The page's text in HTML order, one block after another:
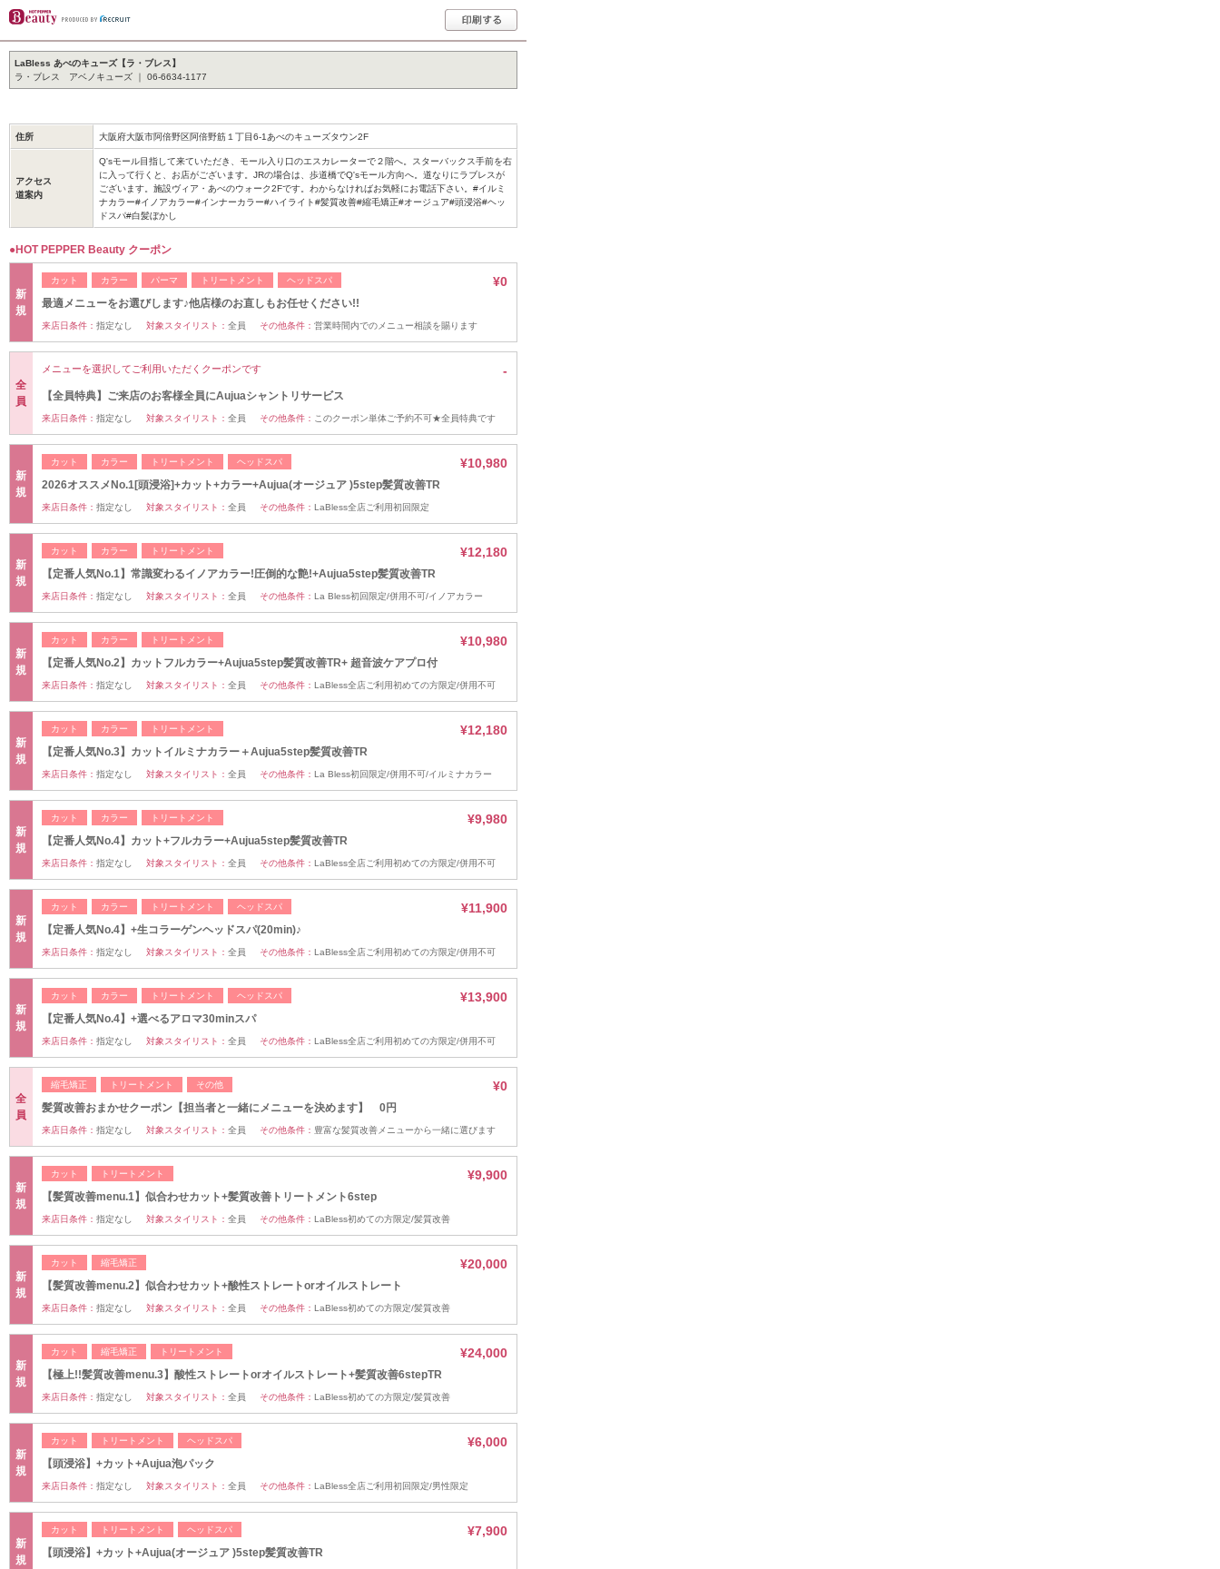
LaBless あべのキューズ【ラ・ブレス】
ラ・ブレス アベノキューズ ｜ 06-6634-1177
住所 大阪府大阪市阿倍野区阿倍野筋１丁目6-1あべのキューズタウン2F
アクセス
道案内
Q'sモール目指して来ていただき、モール入り口のエスカレーターで２階へ。スターバックス手前を右
に入って行くと、お店がございます。JRの場合は、歩道橋でQ'sモール方向へ。道なりにラブレスが
ございます。施設ヴィア・あべのウォーク2Fです。わからなければお気軽にお電話下さい。#イルミ
ナカラー#イノアカラー#インナーカラー#ハイライト#髪質改善#縮毛矯正#オージュア#頭浸浴#ヘッ
ドスパ#白髪ぼかし
●HOT PEPPER Beauty クーポン
新
規
カット カラー パーマ トリートメント ヘッドスパ
最適メニューをお選びします♪他店様のお直しもお任せください!!
¥0
来店日条件： 指定なし 対象スタイリスト： 全員 その他条件： 営業時間内でのメニュー相談を賜ります
全
員
メニューを選択してご利用いただくクーポンです
【全員特典】ご来店のお客様全員にAujuaシャントリサービス
-
来店日条件： 指定なし 対象スタイリスト： 全員 その他条件： このクーポン単体ご予約不可★全員特典です
新
規
カット カラー トリートメント ヘッドスパ
2026オススメNo.1[頭浸浴]+カット+カラー+Aujua(オージュア )5step髪質改善TR
¥10,980
来店日条件： 指定なし 対象スタイリスト： 全員 その他条件： LaBless全店ご利用初回限定
新
規
カット カラー トリートメント
【定番人気No.1】常識変わるイノアカラー!圧倒的な艶!+Aujua5step髪質改善TR
¥12,180
来店日条件： 指定なし 対象スタイリスト： 全員 その他条件： La Bless初回限定/併用不可/イノアカラー
新
規
カット カラー トリートメント
【定番人気No.2】カットフルカラー+Aujua5step髪質改善TR+ 超音波ケアプロ付
¥10,980
来店日条件： 指定なし 対象スタイリスト： 全員 その他条件： LaBless全店ご利用初めての方限定/併用不可
新
規
カット カラー トリートメント
【定番人気No.3】カットイルミナカラー＋Aujua5step髪質改善TR
¥12,180
来店日条件： 指定なし 対象スタイリスト： 全員 その他条件： La Bless初回限定/併用不可/イルミナカラー
新
規
カット カラー トリートメント
【定番人気No.4】カット+フルカラー+Aujua5step髪質改善TR
¥9,980
来店日条件： 指定なし 対象スタイリスト： 全員 その他条件： LaBless全店ご利用初めての方限定/併用不可
新
規
カット カラー トリートメント ヘッドスパ
【定番人気No.4】+生コラーゲンヘッドスパ(20min)♪
¥11,900
来店日条件： 指定なし 対象スタイリスト： 全員 その他条件： LaBless全店ご利用初めての方限定/併用不可
新
規
カット カラー トリートメント ヘッドスパ
【定番人気No.4】+選べるアロマ30minスパ
¥13,900
来店日条件： 指定なし 対象スタイリスト： 全員 その他条件： LaBless全店ご利用初めての方限定/併用不可
全
員
縮毛矯正 トリートメント その他
髪質改善おまかせクーポン【担当者と一緒にメニューを決めます】 0円
¥0
来店日条件： 指定なし 対象スタイリスト： 全員 その他条件： 豊富な髪質改善メニューから一緒に選びます
新
規
カット トリートメント
【髪質改善menu.1】似合わせカット+髪質改善トリートメント6step
¥9,900
来店日条件： 指定なし 対象スタイリスト： 全員 その他条件： LaBless初めての方限定/髪質改善
新
規
カット 縮毛矯正
【髪質改善menu.2】似合わせカット+酸性ストレートorオイルストレート
¥20,000
来店日条件： 指定なし 対象スタイリスト： 全員 その他条件： LaBless初めての方限定/髪質改善
新
規
カット 縮毛矯正 トリートメント
【極上!!髪質改善menu.3】酸性ストレートorオイルストレート+髪質改善6stepTR
¥24,000
来店日条件： 指定なし 対象スタイリスト： 全員 その他条件： LaBless初めての方限定/髪質改善
新
規
カット トリートメント ヘッドスパ
【頭浸浴】+カット+Aujua泡パック
¥6,000
来店日条件： 指定なし 対象スタイリスト： 全員 その他条件： LaBless全店ご利用初回限定/男性限定
新
規
カット トリートメント ヘッドスパ
【頭浸浴】+カット+Aujua(オージュア )5step髪質改善TR
¥7,900